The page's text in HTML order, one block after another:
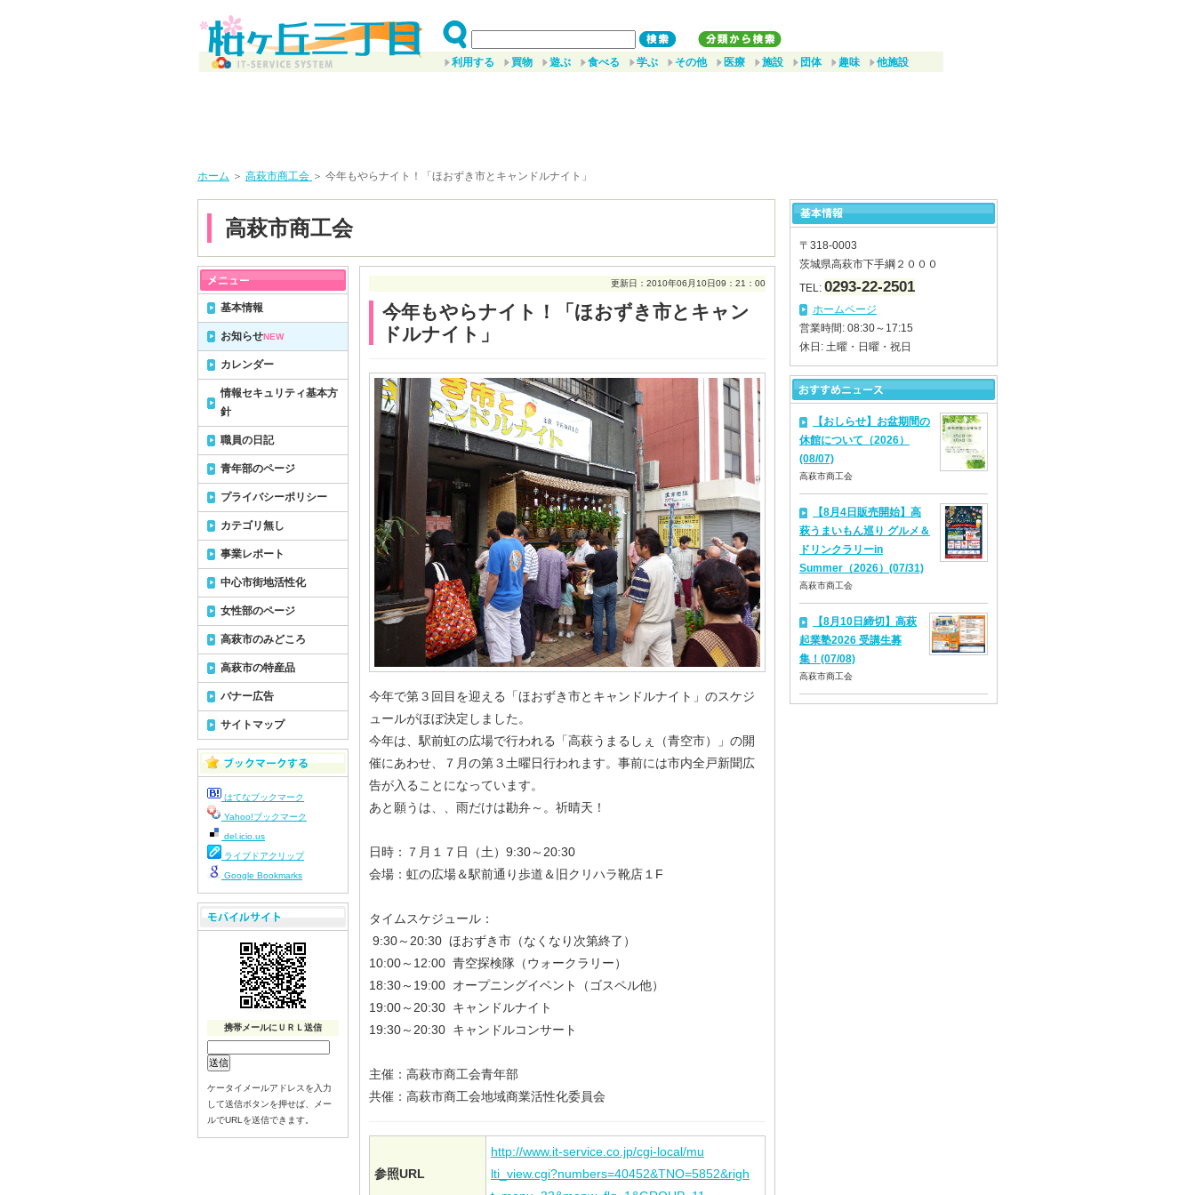
利用する 買物 遊ぶ 食べる 学ぶ その他 医療 施設 団体 趣味 他施設
ホーム ＞ 高萩市商工会 ＞ 今年もやらナイト！「ほおずき市とキャンドルナイト」
高萩市商工会
更新日：2010年06月10日09：21：00
今年もやらナイト！「ほおずき市とキャン
ドルナイト」
今年で第３回目を迎える「ほおずき市とキャンドルナイト」のスケジ
ュールがほぼ決定しました。
今年は、駅前虹の広場で行われる「高萩うまるしぇ（青空市）」の開
催にあわせ、７月の第３土曜日行われます。事前には市内全戸新聞広
告が入ることになっています。
あと願うは、、雨だけは勘弁～。祈晴天！
日時：７月１７日（土）9:30～20:30
会場：虹の広場＆駅前通り歩道＆旧クリハラ靴店１F
タイムスケジュール：
9:30～20:30 ほおずき市（なくなり次第終了）
10:00～12:00 青空探検隊（ウォークラリー）
18:30～19:00 オープニングイベント（ゴスペル他）
19:00～20:30 キャンドルナイト
19:30～20:30 キャンドルコンサート
主催：高萩市商工会青年部
共催：高萩市商工会地域商業活性化委員会
参照URL
http://www.it-service.co.jp/cgi-local/mu
lti_view.cgi?numbers=40452&TNO=5852&righ
基本情報
お知らせNEW
カレンダー
情報セキュリティ基本方
針
職員の日記
青年部のページ
プライバシーポリシー
カテゴリ無し
事業レポート
中心市街地活性化
女性部のページ
高萩市のみどころ
高萩市の特産品
バナー広告
サイトマップ
はてなブックマーク
Yahoo!ブックマーク
del.icio.us
ライブドアクリップ
Google Bookmarks
携帯メールにＵＲＬ送信
ケータイメールアドレスを入力
して送信ボタンを押せば、メー
ルでURLを送信できます。
〒318-0003
茨城県高萩市下手綱２０００
TEL: 0293-22-2501
ホームページ
営業時間: 08:30～17:15
休日: 土曜・日曜・祝日
【おしらせ】お盆期間の
休館について（2026）
(08/07)
高萩市商工会
【8月4日販売開始】高
萩うまいもん巡り グルメ＆
ドリンクラリーin
Summer（2026）(07/31)
高萩市商工会
【8月10日締切】高萩
起業塾2026 受講生募
集！(07/08)
高萩市商工会